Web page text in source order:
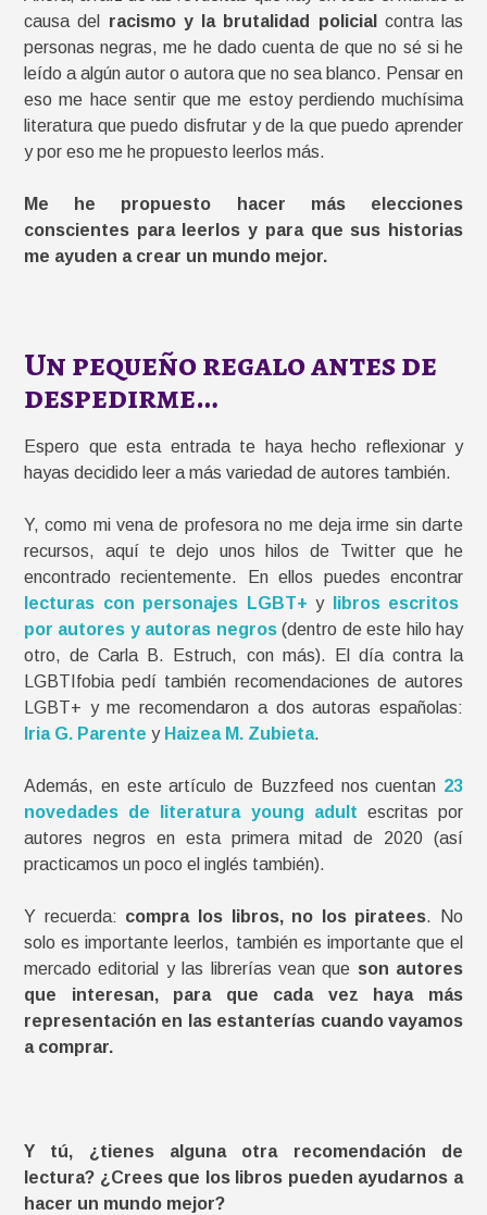
causa del racismo y la brutalidad policial contra las
personas negras, me he dado cuenta de que no sé si he
leído a algún autor o autora que no sea blanco. Pensar en
eso me hace sentir que me estoy perdiendo muchísima
literatura que puedo disfrutar y de la que puedo aprender
y por eso me he propuesto leerlos más.
Me he propuesto hacer más elecciones
conscientes para leerlos y para que sus historias
me ayuden a crear un mundo mejor.
Un pequeño regalo antes de
despedirme…
Espero que esta entrada te haya hecho reflexionar y
hayas decidido leer a más variedad de autores también.
Y, como mi vena de profesora no me deja irme sin darte
recursos, aquí te dejo unos hilos de Twitter que he
encontrado recientemente. En ellos puedes encontrar
lecturas con personajes LGBT+y
libros escritos
por autores y autoras negros (dentro de este hilo hay
otro, de Carla B. Estruch, con más). El día contra la
LGBTIfobia pedí también recomendaciones de autores
LGBT+ y me recomendaron a dos autoras españolas:
Iria G. Parente y Haizea M. Zubieta.
Además, en este artículo de Buzzfeed nos cuentan 23
novedades de literatura young adult escritas por
autores negros en esta primera mitad de 2020 (así
practicamos un poco el inglés también).
Y recuerda: compra los libros, no los piratees. No
solo es importante leerlos, también es importante que el
mercado editorial y las librerías vean que son autores
que interesan, para que cada vez haya más
representación en las estanterías cuando vayamos
a comprar.
Y tú, ¿tienes alguna otra recomendación de
lectura? ¿Crees que los libros pueden ayudarnos a
hacer un mundo mejor?